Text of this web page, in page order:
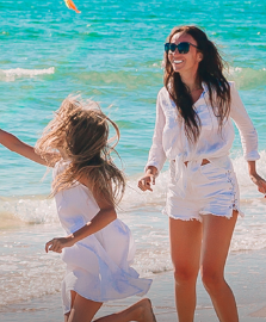
Onze luxe vakantiehuizen
Onze Glamping tenten en
lodges
Lang verblijf
Korte pauzes